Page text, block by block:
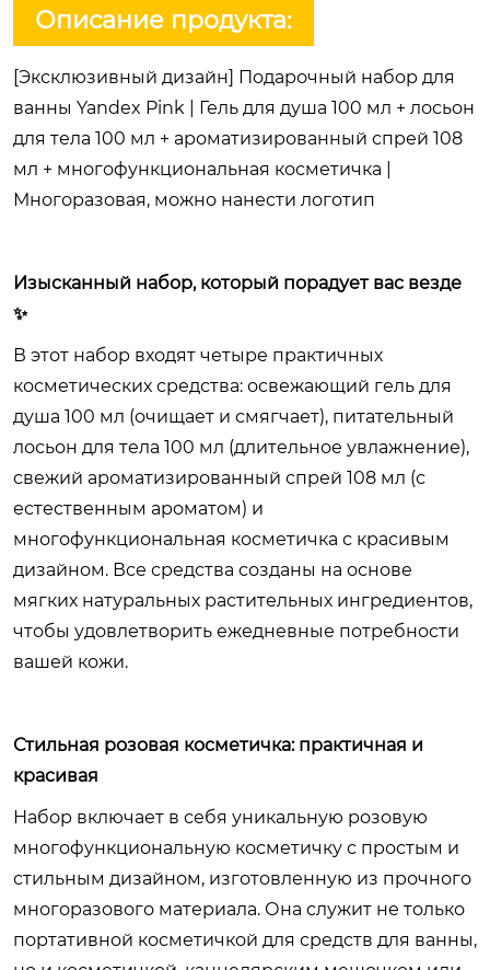
Описание продукта:
[Эксклюзивный дизайн] Подарочный набор для
ванны Yandex Pink | Гель для душа 100 мл + лосьон
для тела 100 мл + ароматизированный спрей 108
мл + многофункциональная косметичка |
Многоразовая, можно нанести логотип
Изысканный набор, который порадует вас везде
✨
В этот набор входят четыре практичных
косметических средства: освежающий гель для
душа 100 мл (очищает и смягчает), питательный
лосьон для тела 100 мл (длительное увлажнение),
свежий ароматизированный спрей 108 мл (с
естественным ароматом) и
многофункциональная косметичка с красивым
дизайном. Все средства созданы на основе
мягких натуральных растительных ингредиентов,
чтобы удовлетворить ежедневные потребности
вашей кожи.
Стильная розовая косметичка: практичная и
красивая
Набор включает в себя уникальную розовую
многофункциональную косметичку с простым и
стильным дизайном, изготовленную из прочного
многоразового материала. Она служит не только
портативной косметичкой для средств для ванны,